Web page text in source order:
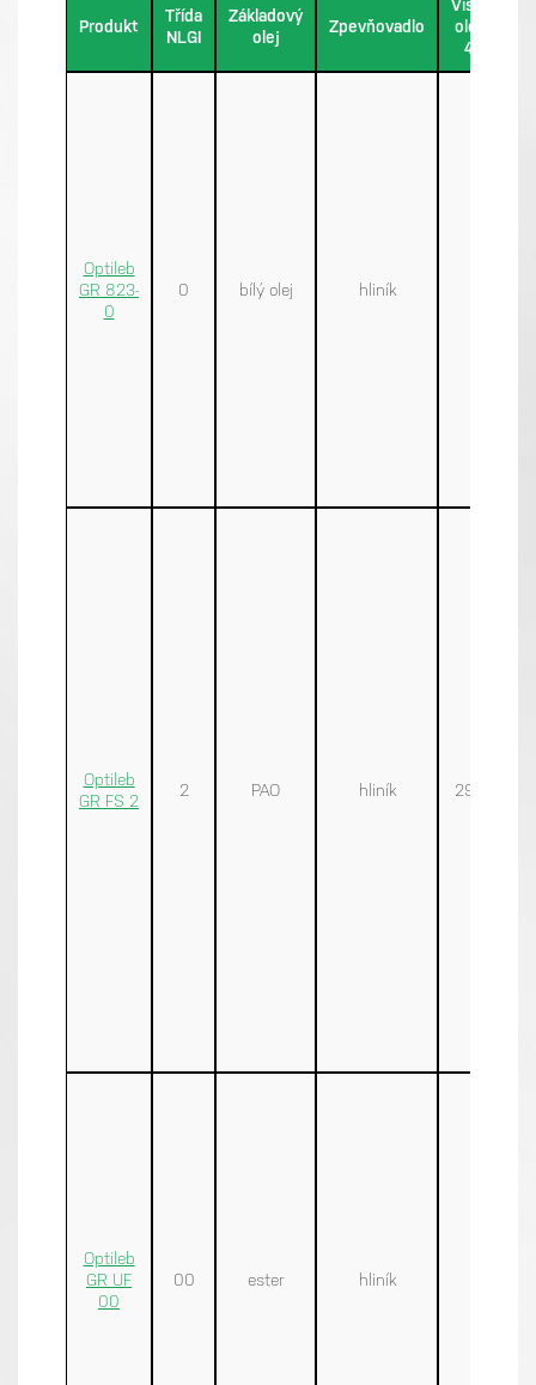
Produkt
Třída
NLGI
Základový
olej
Zpevňovadlo
Viskozita
oleje při
40 °C
Optileb
GR 823-
0
0 bílý olej hliník
Optileb
GR FS 2
2 PAO hliník 295-335
Optileb
GR UF
00
00 ester hliník